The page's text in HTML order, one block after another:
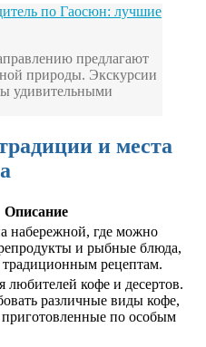
по Гаосюн: лучшие
предлагают
природы. Экскурсии
удивительными
и места
Описание
набережной, где можно
и рыбные блюда,
рецептам.
любителей кофе и десертов.
различные виды кофе,
по особым